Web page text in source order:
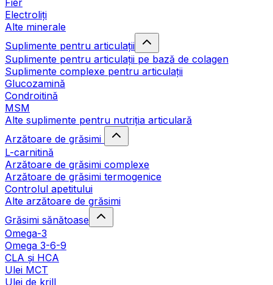
Fier
Electroliți
Alte minerale
Suplimente pentru articulații
Suplimente pentru articulații pe bază de colagen
Suplimente complexe pentru articulații
Glucozamină
Condroitină
MSM
Alte suplimente pentru nutriția articulară
Arzătoare de grăsimi
L-carnitină
Arzătoare de grăsimi complexe
Arzătoare de grăsimi termogenice
Controlul apetitului
Alte arzătoare de grăsimi
Grăsimi sănătoase
Omega-3
Omega 3-6-9
CLA şi HCA
Ulei MCT
Ulei de krill